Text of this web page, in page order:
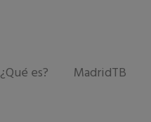
¿Qué es? MadridTB